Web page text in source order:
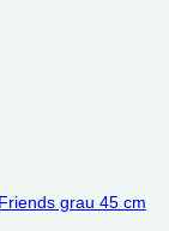
grau 45 cm